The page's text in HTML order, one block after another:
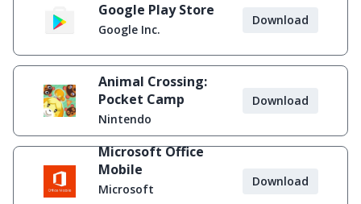
Google Play Store
Google Inc.
Download
Animal Crossing:
Pocket Camp
Nintendo
Download
Microsoft Office
Mobile
Microsoft
Download